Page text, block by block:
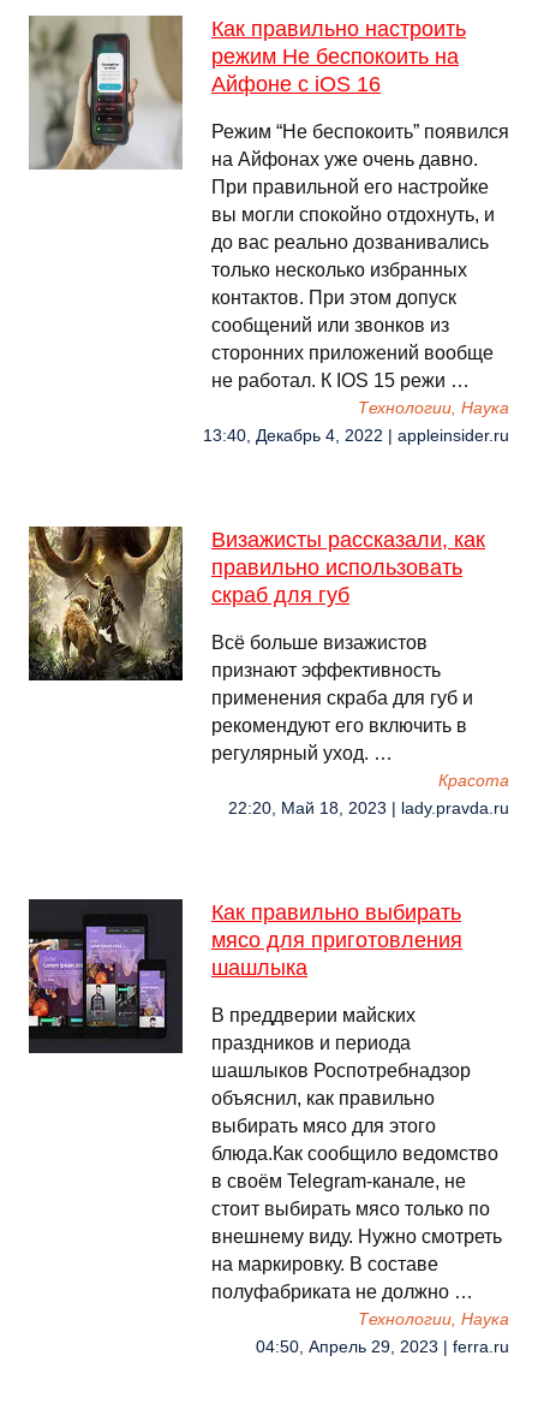
Как правильно настроить
режим Не беспокоить на
Айфоне с iOS 16
Режим “Не беспокоить” появился
на Айфонах уже очень давно.
При правильной его настройке
вы могли спокойно отдохнуть, и
до вас реально дозванивались
только несколько избранных
контактов. При этом допуск
сообщений или звонков из
сторонних приложений вообще
не работал. К IOS 15 режи …
Технологии, Наука
13:40, Декабрь 4, 2022 | appleinsider.ru
Визажисты рассказали, как
правильно использовать
скраб для губ
Всё больше визажистов
признают эффективность
применения скраба для губ и
рекомендуют его включить в
регулярный уход. …
Красота
22:20, Май 18, 2023 | lady.pravda.ru
Как правильно выбирать
мясо для приготовления
шашлыка
В преддверии майских
праздников и периода
шашлыков Роспотребнадзор
объяснил, как правильно
выбирать мясо для этого
блюда.Как сообщило ведомство
в своём Telegram-канале, не
стоит выбирать мясо только по
внешнему виду. Нужно смотреть
на маркировку. В составе
полуфабриката не должно …
Технологии, Наука
04:50, Апрель 29, 2023 | ferra.ru